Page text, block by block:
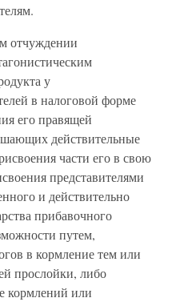
отчуждении
у
в налоговой форме
его правящей
действительные
части его в свою
представителями
и действительно
прибавочного
путем,
в кормление тем или
прослойки, либо
кормлений или